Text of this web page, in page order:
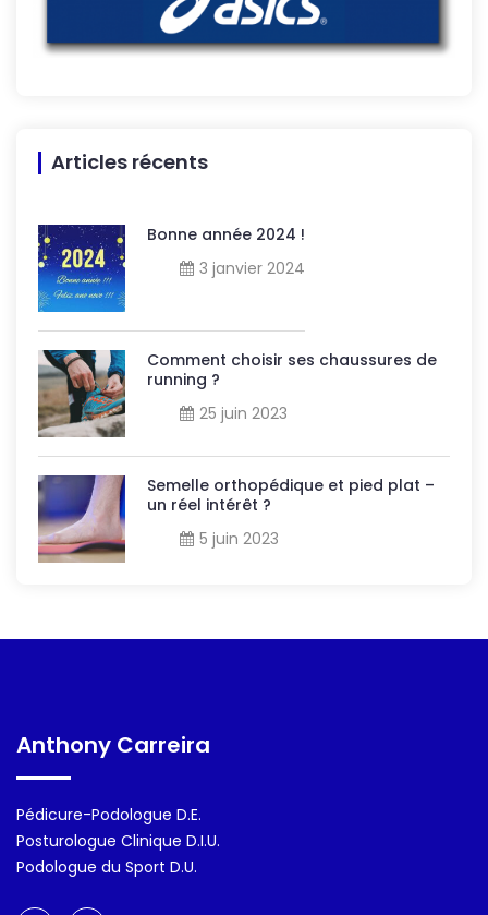
Articles récents
Bonne année 2024 !
3 janvier 2024
Comment choisir ses chaussures de
running ?
25 juin 2023
Semelle orthopédique et pied plat –
un réel intérêt ?
5 juin 2023
Anthony Carreira
Pédicure-Podologue D.E.
Posturologue Clinique D.I.U.
Podologue du Sport D.U.